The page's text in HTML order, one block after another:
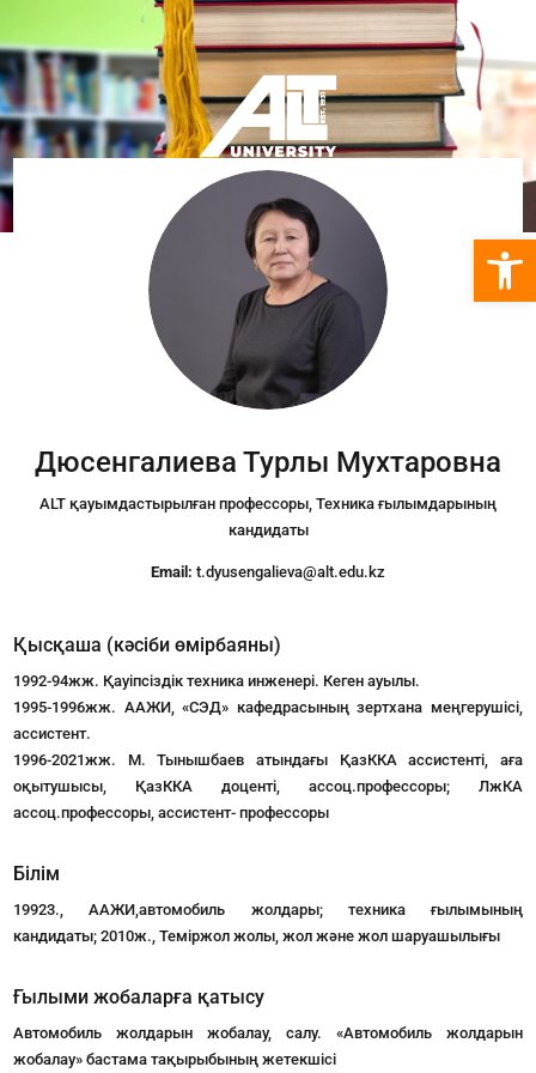
Дюсенгалиева Турлы Мухтаровна
ALT қауымдастырылған профессоры, Техника ғылымдарының
кандидаты
Email: t.dyusengalieva@alt.edu.kz
Қысқаша (кәсіби өмірбаяны)
1992-94жж. Қауіпсіздік техника инженері. Кеген ауылы.
1995-1996жж. ААЖИ, «СЭД» кафедрасының зертхана меңгерушісі,
ассистент.
1996-2021жж. М. Тынышбаев атындағы ҚазККА ассистенті, аға
оқытушысы, ҚазККА доценті, ассоц.профессоры; ЛжКА
ассоц.профессоры, ассистент- профессоры
Білім
19923., ААЖИ,автомобиль жолдары; техника ғылымының
кандидаты; 2010ж., Теміржол жолы, жол және жол шаруашылығы
Ғылыми жобаларға қатысу
Автомобиль жолдарын жобалау, салу. «Автомобиль жолдарын
жобалау» бастама тақырыбының жетекшісі